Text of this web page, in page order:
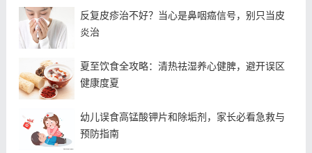
反复皮疹治不好？当心是鼻咽癌信号，别只当皮
炎治
夏至饮食全攻略：清热祛湿养心健脾，避开误区
健康度夏
幼儿误食高锰酸钾片和除垢剂，家长必看急救与
预防指南